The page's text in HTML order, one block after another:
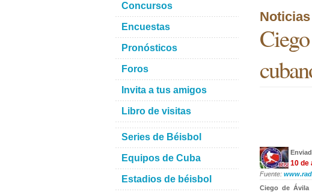
10 de
Fuente:
Ciego de Ávila
Concursos
Encuestas
Pronósticos
Foros
Invita a tus amigos
Libro de visitas
Series de Béisbol
Equipos de Cuba
Estadios de béisbol